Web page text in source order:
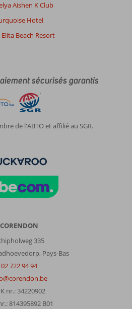
Aishen K Club
Hotel
Beach Resort
sécurisés garantis
de l'ABTO et affilié au SGR.
CORENDON
335
Pays-Bas
02 722 94 94
nr.: 34220902
814395892 B01